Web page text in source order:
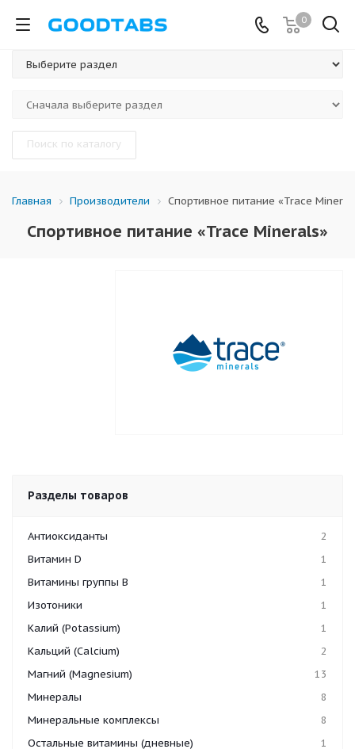
0
Поиск по каталогу
Главная Производители Спортивное питание «Trace
Спортивное питание «Trace Minerals»
Разделы товаров
Антиоксиданты
2
Витамин D
1
Витамины группы B
1
Изотоники
1
Калий (Potassium)
1
Кальций (Calcium)
2
Магний (Magnesium)
13
Минералы
8
Минеральные комплексы
8
Остальные витамины (дневные)
1